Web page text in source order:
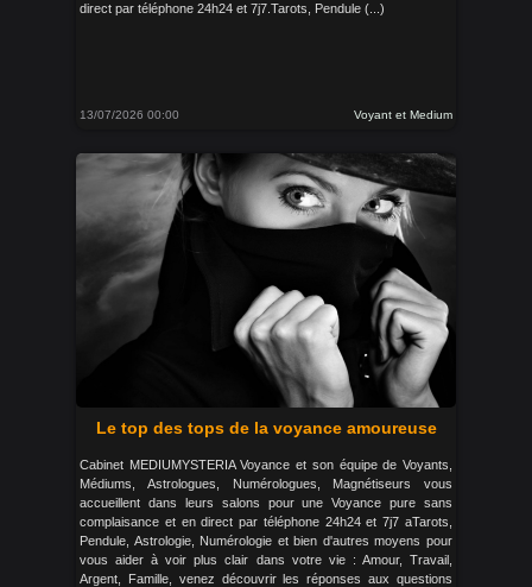
direct par téléphone 24h24 et 7j7.Tarots, Pendule (...)
13/07/2026 00:00 Voyant et Medium
Le top des tops de la voyance amoureuse
Cabinet MEDIUMYSTERIA Voyance et son équipe de Voyants,
Médiums, Astrologues, Numérologues, Magnétiseurs vous
accueillent dans leurs salons pour une Voyance pure sans
complaisance et en direct par téléphone 24h24 et 7j7 aTarots,
Pendule, Astrologie, Numérologie et bien d'autres moyens pour
vous aider à voir plus clair dans votre vie : Amour, Travail,
Argent, Famille, venez découvrir les réponses aux questions